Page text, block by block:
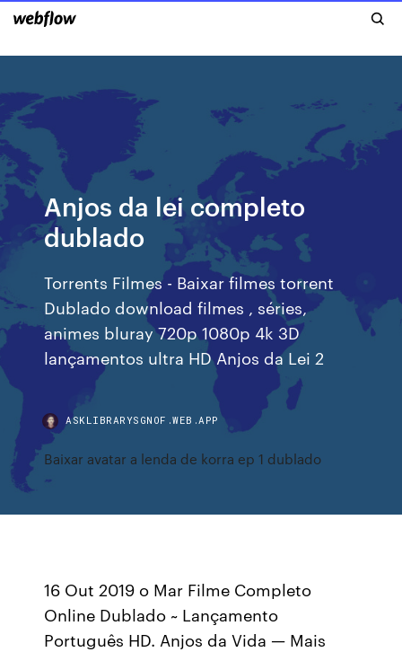
Anjos da lei completo
dublado
Torrents Filmes - Baixar filmes torrent
Dublado download filmes , séries,
animes bluray 720p 1080p 4k 3D
lançamentos ultra HD Anjos da Lei 2
ASKLIBRARYSGNOF.WEB.APP
Baixar avatar a lenda de korra ep 1 dublado
16 Out 2019 o Mar Filme Completo
Online Dublado ~ Lançamento
Português HD. Anjos da Vida — Mais